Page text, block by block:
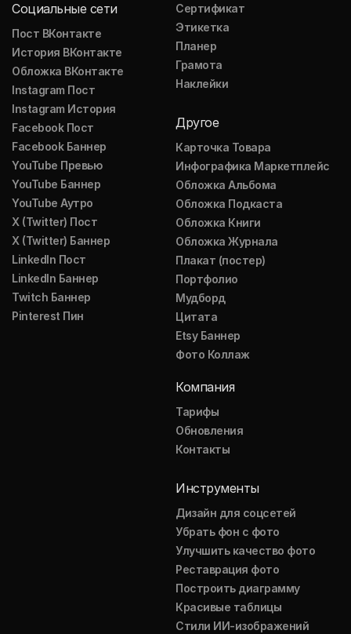
Социальные сети
Пост ВКонтакте
История ВКонтакте
Обложка ВКонтакте
Instagram Пост
Instagram История
Facebook Пост
Facebook Баннер
YouTube Превью
YouTube Баннер
YouTube Аутро
X (Twitter) Пост
X (Twitter) Баннер
LinkedIn Пост
LinkedIn Баннер
Twitch Баннер
Pinterest Пин
Сертификат
Этикетка
Планер
Грамота
Наклейки
Другое
Карточка Товара
Инфографика Маркетплейс
Обложка Альбома
Обложка Подкаста
Обложка Книги
Обложка Журнала
Плакат (постер)
Портфолио
Мудборд
Цитата
Etsy Баннер
Фото Коллаж
Компания
Тарифы
Обновления
Контакты
Инструменты
Дизайн для соцсетей
Убрать фон с фото
Улучшить качество фото
Реставрация фото
Построить диаграмму
Красивые таблицы
Стили ИИ-изображений